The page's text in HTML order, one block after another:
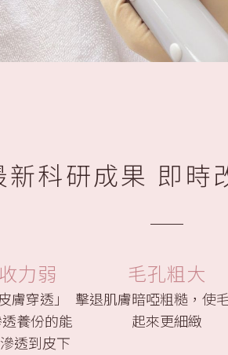
新科研成果 即時
力弱
膚穿透」
養份的能
透到皮下
毛孔粗大
擊退肌膚暗啞粗糙，使
起來更細緻